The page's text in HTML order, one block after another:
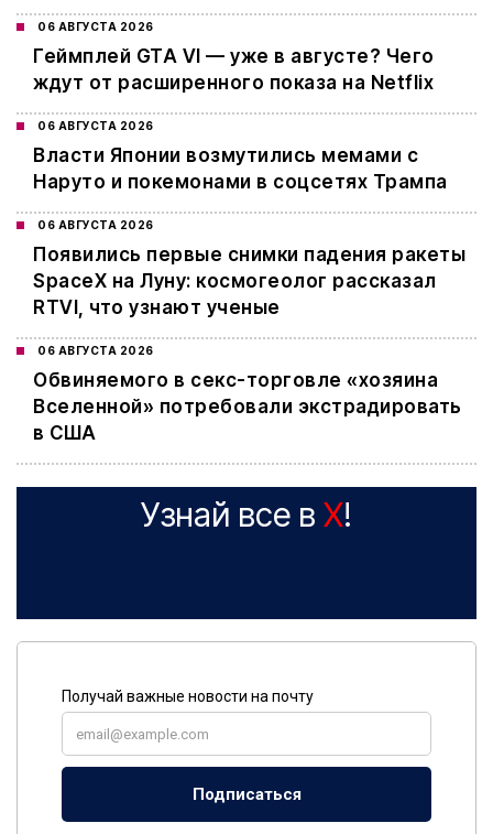
06 АВГУСТА 2026
Геймплей GTA VI — уже в августе? Чего
ждут от расширенного показа на Netflix
06 АВГУСТА 2026
Власти Японии возмутились мемами с
Наруто и покемонами в соцсетях Трампа
06 АВГУСТА 2026
Появились первые снимки падения ракеты
SpaceX на Луну: космогеолог рассказал
RTVI, что узнают ученые
06 АВГУСТА 2026
Обвиняемого в секс-торговле «хозяина
Вселенной» потребовали экстрадировать
в США
Узнай все в X!